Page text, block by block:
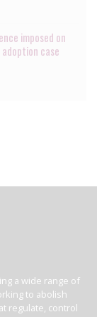
imposed on
adoption case
a wide range of
to abolish
regulate, control